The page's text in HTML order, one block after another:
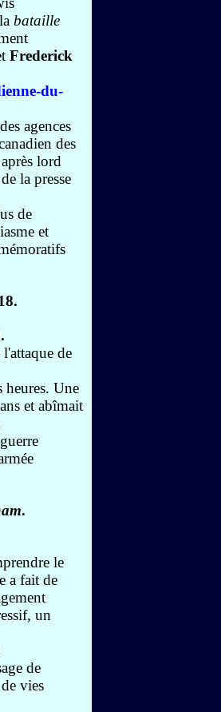
bataille
Frederick
du-
agences
des
lord
la presse
de
et
de
heures. Une
et abîmait
.
le
a fait de
un
de
vies